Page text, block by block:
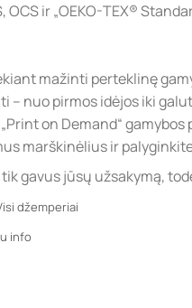
ir „OEKO-TEX®
mažinti perteklinę
– nuo pirmos idėjos iki
on Demand“ gamybos
marškinėlius ir
gavus jūsų užsakymą,
džemperiai
info